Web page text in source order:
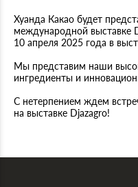
Хуанда Какао будет
международной выставке
10 апреля 2025 года в
Мы представим наши
ингредиенты и
С нетерпением ждем
на выставке Djazagro!